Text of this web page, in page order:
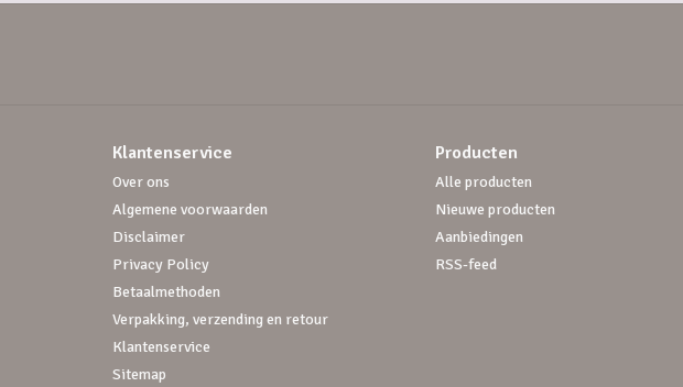
Klantenservice
Over ons
Algemene voorwaarden
Disclaimer
Privacy Policy
Betaalmethoden
Verpakking, verzending en retour
Klantenservice
Sitemap
Producten
Alle producten
Nieuwe producten
Aanbiedingen
RSS-feed